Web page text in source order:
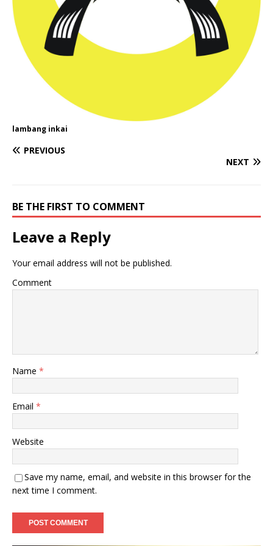
lambang inkai
PREVIOUS
NEXT
BE THE FIRST TO COMMENT
Leave a Reply
Your email address will not be published.
Comment
Name *
Email *
Website
Save my name, email, and website in this browser for the
next time I comment.